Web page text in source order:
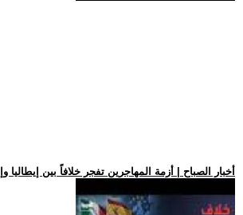
.. أخبار الصباح | أزمة المهاجرين تفجر خلافاً بين إيطاليا